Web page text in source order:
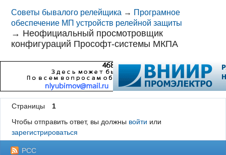
Советы бывалого релейщика → Програмное
обеспечение МП устройств релейной защиты
→ Неофициальный просмотровщик
конфигураций Прософт-системы МКПА
Страницы
1
Чтобы отправить ответ, вы должны войти или
зарегистрироваться
РСС